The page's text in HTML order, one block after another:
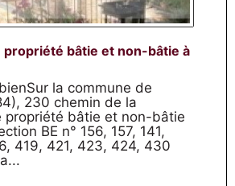
propriété bâtie et non-bâtie à
la commune de
230 chemin de la
propriété bâtie et non-bâtie
BE n° 156, 157, 141,
419, 421, 423, 424, 430